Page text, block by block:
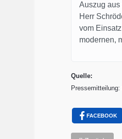
Auszug aus
Herr
vom
modernen,
Quelle:
Pressemitteilung:
FACEBOOK